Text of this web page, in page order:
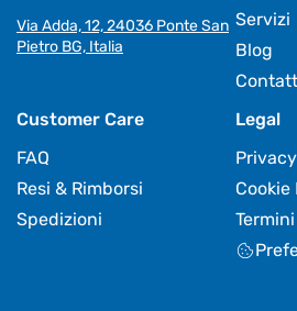
Via Adda, 12, 24036 Ponte San
Pietro BG, Italia
Servizi
Blog
Customer Care
FAQ
Resi & Rimborsi
Spedizioni
Legal
Cookie